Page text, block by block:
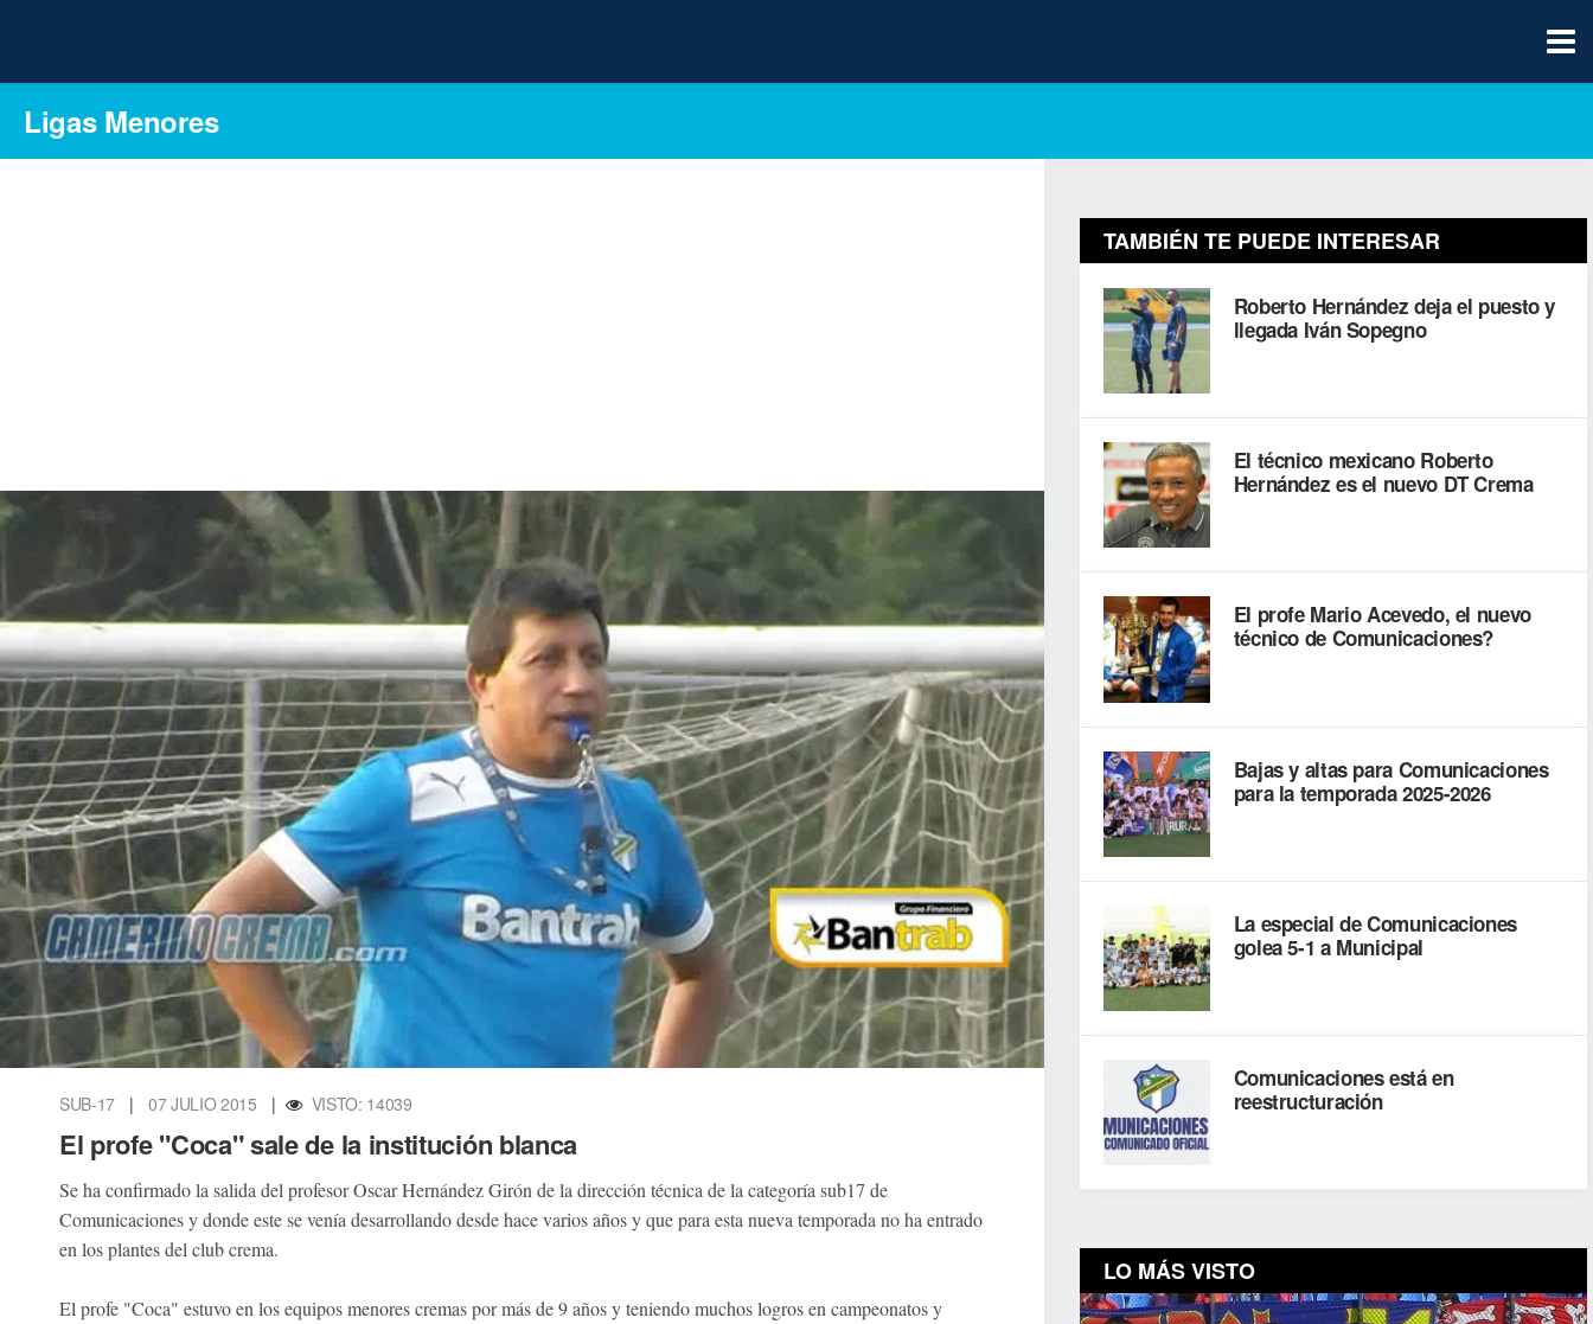
Ligas Menores
SUB-17 | 07 JULIO 2015 | VISTO: 14039
El profe "Coca" sale de la institución blanca
Se ha confirmado la salida del profesor Oscar Hernández Girón de la dirección técnica de la categoría sub17 de
Comunicaciones y donde este se venía desarrollando desde hace varios años y que para esta nueva temporada no ha entrado
en los plantes del club crema.
El profe "Coca" estuvo en los equipos menores cremas por más de 9 años y teniendo muchos logros en campeonatos y
TAMBIÉN TE PUEDE INTERESAR
Roberto Hernández deja el puesto y
llegada Iván Sopegno
El técnico mexicano Roberto
Hernández es el nuevo DT Crema
El profe Mario Acevedo, el nuevo
técnico de Comunicaciones?
Bajas y altas para Comunicaciones
para la temporada 2025-2026
La especial de Comunicaciones
golea 5-1 a Municipal
Comunicaciones está en
reestructuración
LO MÁS VISTO